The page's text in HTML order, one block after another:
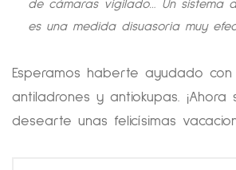
de cámaras vigilado… Un sistema
es una medida disuasoria muy
Esperamos haberte ayudado
antiladrones y antiokupas.
desearte unas felicísimas